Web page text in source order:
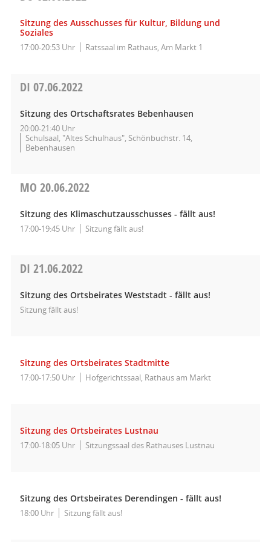
Sitzung des Ausschusses für Kultur, Bildung und
Soziales
17:00-20:53 Uhr Ratssaal im Rathaus, Am Markt 1
DI 07.06.2022
Sitzung des Ortschaftsrates Bebenhausen
20:00-21:40 Uhr
Schulsaal, "Altes Schulhaus", Schönbuchstr. 14,
Bebenhausen
MO 20.06.2022
Sitzung des Klimaschutzausschusses - fällt aus!
17:00-19:45 Uhr Sitzung fällt aus!
DI 21.06.2022
Sitzung des Ortsbeirates Weststadt - fällt aus!
Sitzung fällt aus!
Sitzung des Ortsbeirates Stadtmitte
17:00-17:50 Uhr Hofgerichtssaal, Rathaus am Markt
Sitzung des Ortsbeirates Lustnau
17:00-18:05 Uhr Sitzungssaal des Rathauses Lustnau
Sitzung des Ortsbeirates Derendingen - fällt aus!
18:00 Uhr Sitzung fällt aus!